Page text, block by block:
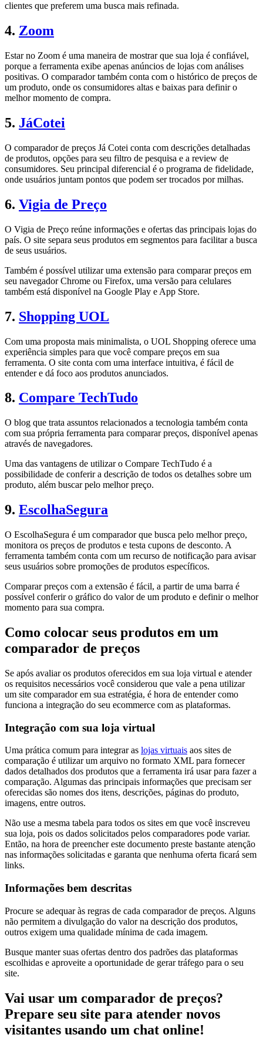
clientes que preferem uma busca mais refinada.
4. Zoom
Estar no Zoom é uma maneira de mostrar que sua loja é confiável,
porque a ferramenta exibe apenas anúncios de lojas com análises
positivas. O comparador também conta com o histórico de preços de
um produto, onde os consumidores altas e baixas para definir o
melhor momento de compra.
5. JáCotei
O comparador de preços Já Cotei conta com descrições detalhadas
de produtos, opções para seu filtro de pesquisa e a review de
consumidores. Seu principal diferencial é o programa de fidelidade,
onde usuários juntam pontos que podem ser trocados por milhas.
6. Vigia de Preço
O Vigia de Preço reúne informações e ofertas das principais lojas do
país. O site separa seus produtos em segmentos para facilitar a busca
de seus usuários.
Também é possível utilizar uma extensão para comparar preços em
seu navegador Chrome ou Firefox, uma versão para celulares
também está disponível na Google Play e App Store.
7. Shopping UOL
Com uma proposta mais minimalista, o UOL Shopping oferece uma
experiência simples para que você compare preços em sua
ferramenta. O site conta com uma interface intuitiva, é fácil de
entender e dá foco aos produtos anunciados.
8. Compare TechTudo
O blog que trata assuntos relacionados a tecnologia também conta
com sua própria ferramenta para comparar preços, disponível apenas
através de navegadores.
Uma das vantagens de utilizar o Compare TechTudo é a
possibilidade de conferir a descrição de todos os detalhes sobre um
produto, além buscar pelo melhor preço.
9. EscolhaSegura
O EscolhaSegura é um comparador que busca pelo melhor preço,
monitora os preços de produtos e testa cupons de desconto. A
ferramenta também conta com um recurso de notificação para avisar
seus usuários sobre promoções de produtos específicos.
Comparar preços com a extensão é fácil, a partir de uma barra é
possível conferir o gráfico do valor de um produto e definir o melhor
momento para sua compra.
Como colocar seus produtos em um
comparador de preços
Se após avaliar os produtos oferecidos em sua loja virtual e atender
os requisitos necessários você considerou que vale a pena utilizar
um site comparador em sua estratégia, é hora de entender como
funciona a integração do seu ecommerce com as plataformas.
Integração com sua loja virtual
Uma prática comum para integrar as lojas virtuais aos sites de
comparação é utilizar um arquivo no formato XML para fornecer
dados detalhados dos produtos que a ferramenta irá usar para fazer a
comparação. Algumas das principais informações que precisam ser
oferecidas são nomes dos itens, descrições, páginas do produto,
imagens, entre outros.
Não use a mesma tabela para todos os sites em que você inscreveu
sua loja, pois os dados solicitados pelos comparadores pode variar.
Então, na hora de preencher este documento preste bastante atenção
nas informações solicitadas e garanta que nenhuma oferta ficará sem
links.
Informações bem descritas
Procure se adequar às regras de cada comparador de preços. Alguns
não permitem a divulgação do valor na descrição dos produtos,
outros exigem uma qualidade mínima de cada imagem.
Busque manter suas ofertas dentro dos padrões das plataformas
escolhidas e aproveite a oportunidade de gerar tráfego para o seu
site.
Vai usar um comparador de preços?
Prepare seu site para atender novos
visitantes usando um chat online!